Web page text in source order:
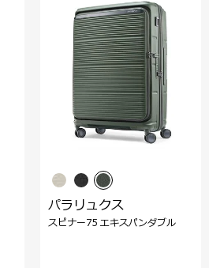
パラリュクス
スピナー75 エキスパンダブル